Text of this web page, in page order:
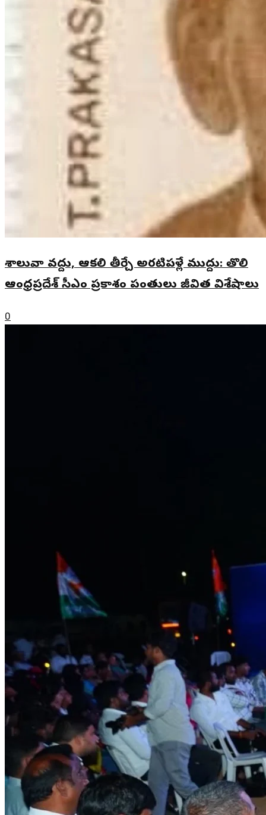
శాలువా వద్దు, ఆకలి తీర్చే అరటిపళ్లే ముద్దు: తొలి
ఆంధ్రప్రదేశ్ సీఎం ప్రకాశం పంతులు జీవిత విశేషాలు
0